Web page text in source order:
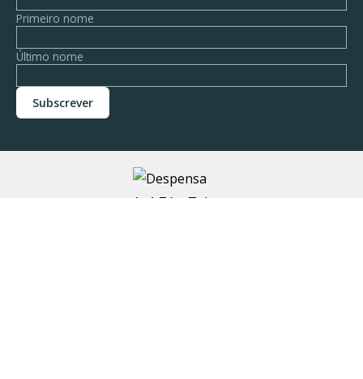
Primeiro nome
Último nome